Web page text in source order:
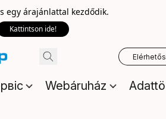
egy árajánlattal kezdődik.
Kattintson ide!
Webáruház